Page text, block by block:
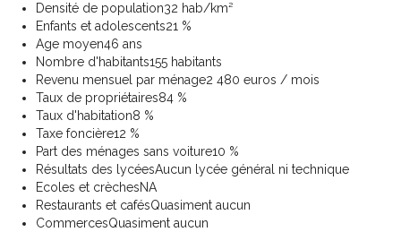
Densité de population32 hab/km²
Enfants et adolescents21 %
Age moyen46 ans
Nombre d'habitants155 habitants
Revenu mensuel par ménage2 480 euros / mois
Taux de propriétaires84 %
Taux d'habitation8 %
Taxe foncière12 %
Part des ménages sans voiture10 %
Résultats des lycéesAucun lycée général ni technique
Ecoles et crèchesNA
Restaurants et cafésQuasiment aucun
CommercesQuasiment aucun